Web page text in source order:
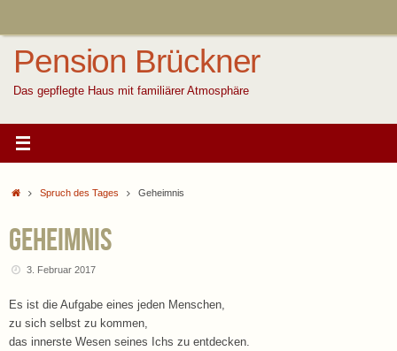
Pension Brückner
Das gepflegte Haus mit familiärer Atmosphäre
StartSpruch des Tages Geheimnis
Geheimnis
3. Februar 2017
Es ist die Aufgabe eines jeden Menschen,
zu sich selbst zu kommen,
das innerste Wesen seines Ichs zu entdecken.